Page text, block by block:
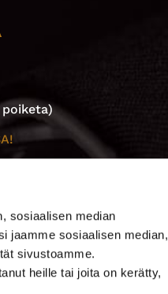
sosiaalisen median
jaamme sosiaalisen median,
sivustoamme.
heille tai joita on kerätty,